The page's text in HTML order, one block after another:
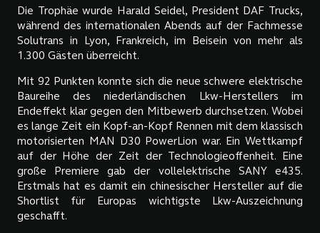
Die Trophäe wurde Harald Seidel, President DAF Trucks,
während des internationalen Abends auf der Fachmesse
Solutrans in Lyon, Frankreich, im Beisein von mehr als
1.300 Gästen überreicht.
Mit 92 Punkten konnte sich die neue schwere elektrische
Baureihe des niederländischen Lkw-Herstellers im
Endeffekt klar gegen den Mitbewerb durchsetzen. Wobei
es lange Zeit ein Kopf-an-Kopf Rennen mit dem klassisch
motorisierten MAN D30 PowerLion war. Ein Wettkampf
auf der Höhe der Zeit der Technologieoffenheit. Eine
große Premiere gab der vollelektrische SANY e435.
Erstmals hat es damit ein chinesischer Hersteller auf die
Shortlist für Europas wichtigste Lkw-Auszeichnung
geschafft.